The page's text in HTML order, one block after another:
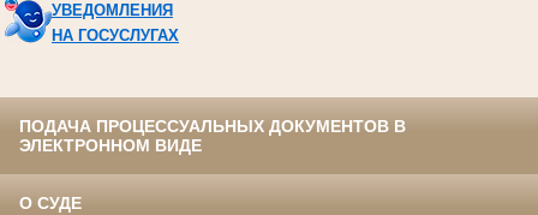
УВЕДОМЛЕНИЯ
НА ГОСУСЛУГАХ
ПОДАЧА ПРОЦЕССУАЛЬНЫХ ДОКУМЕНТОВ В
ЭЛЕКТРОННОМ ВИДЕ
О СУДЕ